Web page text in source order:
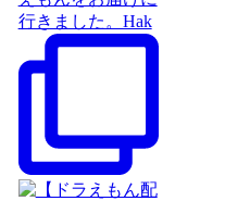
行きました。Hak